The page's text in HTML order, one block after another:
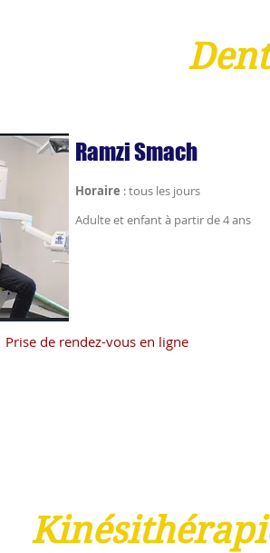
Ramzi Smach
Horaire :tous les jours
Adulte et enfant à partir de 4 ans
Prise de rendez-vous en ligne